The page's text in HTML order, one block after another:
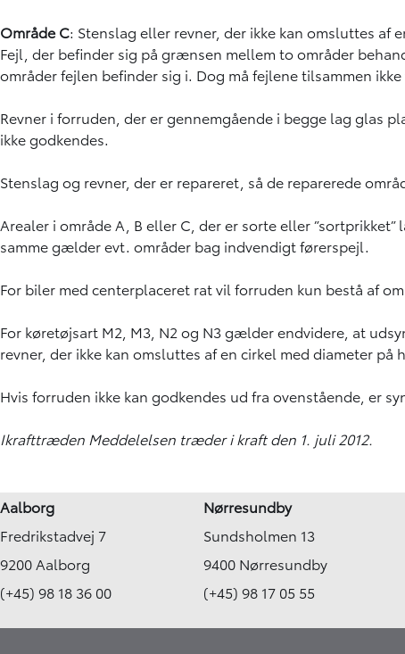
Område C: Stenslag eller revner, der ikke kan omsluttes af
Fejl, der befinder sig på grænsen mellem to områder
områder fejlen befinder sig i. Dog må fejlene tilsammen
Revner i forruden, der er gennemgående i begge lag glas
ikke godkendes.
Stenslag og revner, der er repareret, så de reparerede
Arealer i område A, B eller C, der er sorte eller
samme gælder evt. områder bag indvendigt førerspejl.
For biler med centerplaceret rat vil forruden kun bestå af
For køretøjsart M2, M3, N2 og N3 gælder endvidere, at
revner, der ikke kan omsluttes af en cirkel med diameter på
Hvis forruden ikke kan godkendes ud fra ovenstående, er
Ikrafttræden Meddelelsen træder i kraft den 1. juli 2012.
Aalborg
Fredrikstadvej 7
9200 Aalborg
(+45) 98 18 36 00
Nørresundby
Sundsholmen 13
9400 Nørresundby
(+45) 98 17 05 55